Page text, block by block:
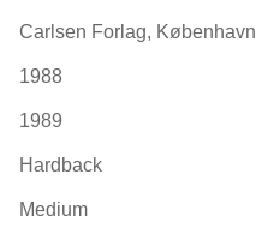
Carlsen Forlag, København
1988
1989
Hardback
Medium